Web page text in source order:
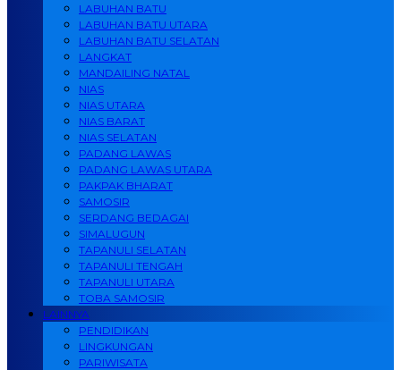
LABUHAN BATU
LABUHAN BATU UTARA
LABUHAN BATU SELATAN
LANGKAT
MANDAILING NATAL
NIAS
NIAS UTARA
NIAS BARAT
NIAS SELATAN
PADANG LAWAS
PADANG LAWAS UTARA
PAKPAK BHARAT
SAMOSIR
SERDANG BEDAGAI
SIMALUGUN
TAPANULI SELATAN
TAPANULI TENGAH
TAPANULI UTARA
TOBA SAMOSIR
LAINNYA
PENDIDIKAN
LINGKUNGAN
PARIWISATA